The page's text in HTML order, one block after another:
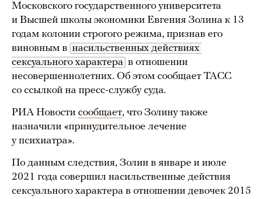
Московского государственного университета
и Высшей школы экономики Евгения Золина к 13
годам колонии строгого режима, признав его
виновным в насильственных действиях
сексуального характера в отношении
несовершеннолетних. Об этом сообщает ТАСС
со ссылкой на пресс-службу суда.
РИА Новости сообщает, что Золину также
назначили «принудительное лечение
у психиатра».
По данным следствия, Золин в январе и июле
2021 года совершил насильственные действия
сексуального характера в отношении девочек 2015